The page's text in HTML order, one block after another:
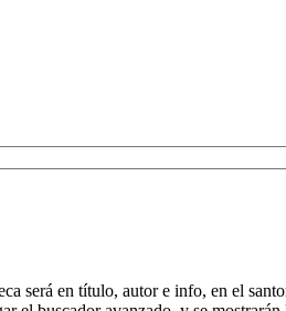
será en título, autor e info, en el